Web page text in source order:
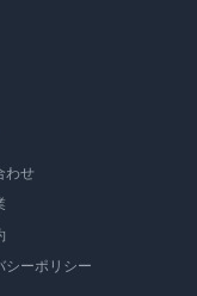
わせ
シーポリシー